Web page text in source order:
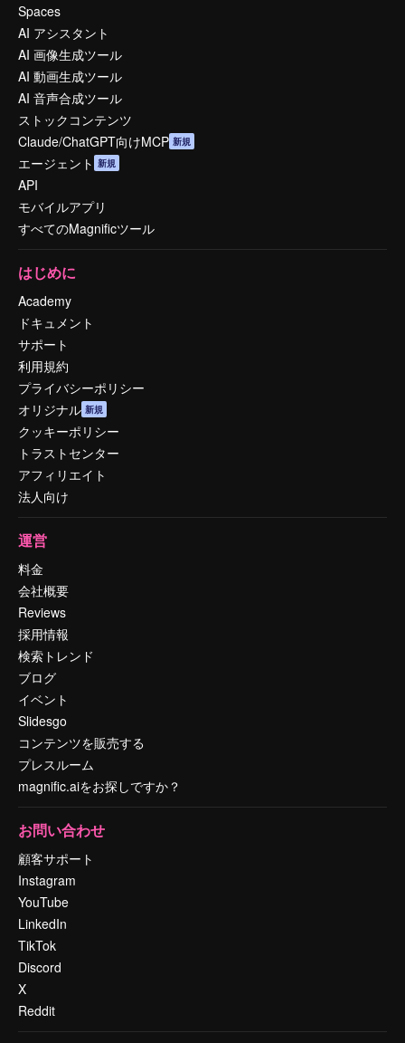
Spaces
AI アシスタント
AI 画像生成ツール
AI 動画生成ツール
AI 音声合成ツール
ストックコンテンツ
Claude/ChatGPT向けMCP 新規
エージェント 新規
API
モバイルアプリ
すべてのMagnificツール
はじめに
Academy
ドキュメント
サポート
利用規約
プライバシーポリシー
オリジナル 新規
クッキーポリシー
トラストセンター
アフィリエイト
法人向け
運営
料金
会社概要
Reviews
採用情報
検索トレンド
ブログ
イベント
Slidesgo
コンテンツを販売する
プレスルーム
magnific.aiをお探しですか？
お問い合わせ
顧客サポート
Instagram
YouTube
LinkedIn
TikTok
Discord
X
Reddit